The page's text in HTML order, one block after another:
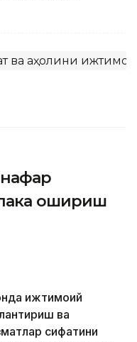
ва аҳолини
нафар
ошириш
ижтимоий
ва
сифатини